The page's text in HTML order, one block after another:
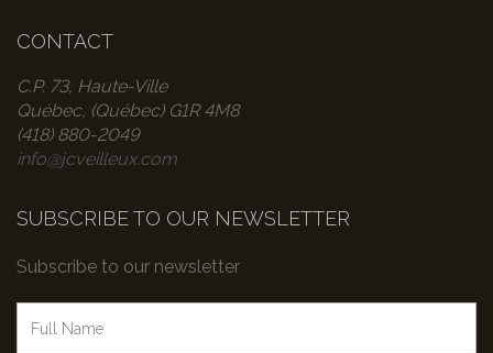
CONTACT
C.P. 73, Haute-Ville
Québec, (Québec) G1R 4M8
(418) 880-2049
info@jcveilleux.com
SUBSCRIBE TO OUR NEWSLETTER
Subscribe to our newsletter